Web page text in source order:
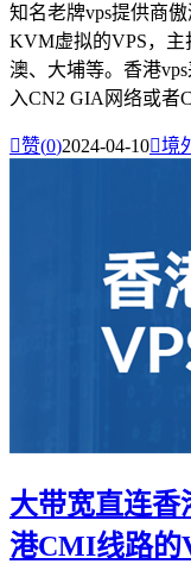
知名老牌vps提供商
KVM虚拟的VPS，主
澳、大埔等。香港
入CN2 GIA网络或者
赞(0)2024-04-10境
大带宽直连香
港CMI线路的